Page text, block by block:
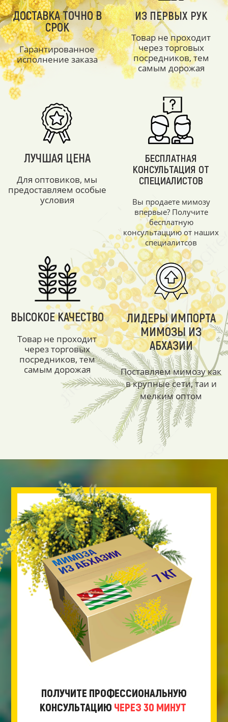
ДОСТАВКА ТОЧНО В
СРОК
Гарантированное
исполнение заказа
ИЗ ПЕРВЫХ РУК
Товар не проходит
через торговых
посредников, тем
самым дорожая
ЛУЧШАЯ ЦЕНА
Для оптовиков, мы
предоставляем особые
условия
БЕСПЛАТНАЯ
КОНСУЛЬТАЦИЯ ОТ
СПЕЦИАЛИСТОВ
Вы продаете мимозу
впервые? Получите
бесплатную
консультаццию от наших
специалитсов
ВЫСОКОЕ КАЧЕСТВО
Товар не проходит
через торговых
посредников, тем
самым дорожая
ЛИДЕРЫ ИМПОРТА
МИМОЗЫ ИЗ
АБХАЗИИ
Поставляем мимозу как
в крупные сети, таи и
мелким оптом
ПОЛУЧИТЕ ПРОФЕССИОНАЛЬНУЮ
КОНСУЛЬТАЦИЮ ЧЕРЕЗ 30 МИНУТ